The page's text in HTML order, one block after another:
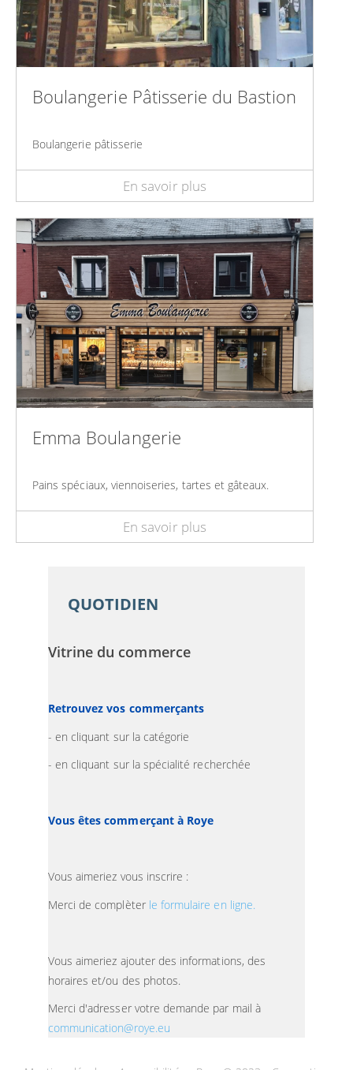
Boulangerie Pâtisserie du Bastion
Boulangerie pâtisserie
En savoir plus
Emma Boulangerie
Pains spéciaux, viennoiseries, tartes et gâteaux.
En savoir plus
QUOTIDIEN
Vitrine du commerce
Retrouvez vos commerçants
- en cliquant sur la catégorie
- en cliquant sur la spécialité recherchée
Vous êtes commerçant à Roye
Vous aimeriez vous inscrire :
Merci de complèter le formulaire en ligne.
Vous aimeriez ajouter des informations, des
horaires et/ou des photos.
Merci d'adresser votre demande par mail à
communication@roye.eu